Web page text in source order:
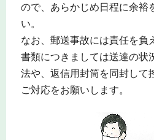
ので、あらかじめ日程に余裕
い。
なお、郵送事故には責任を負
書類につきましては送達の状
法や、返信用封筒を同封して
ご対応をお願いします。